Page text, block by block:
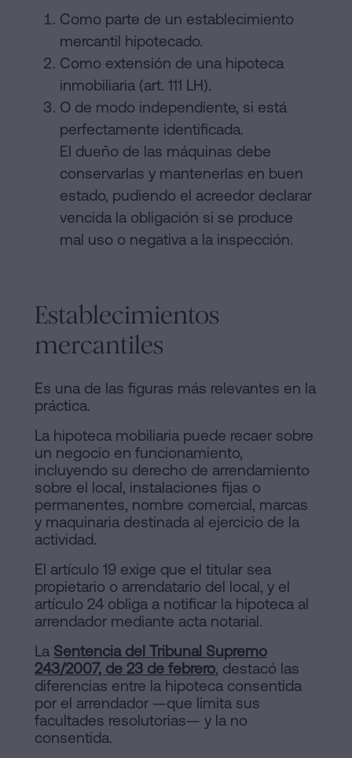
Como parte de un establecimiento
mercantil hipotecado.
Como extensión de una hipoteca
inmobiliaria (art. 111 LH).
O de modo independiente, si está
perfectamente identificada.
El dueño de las máquinas debe
conservarlas y mantenerlas en buen
estado, pudiendo el acreedor declarar
vencida la obligación si se produce
mal uso o negativa a la inspección.
Establecimientos
mercantiles
Es una de las figuras más relevantes en la
práctica.
La hipoteca mobiliaria puede recaer sobre
un negocio en funcionamiento,
incluyendo su derecho de arrendamiento
sobre el local, instalaciones fijas o
permanentes, nombre comercial, marcas
y maquinaria destinada al ejercicio de la
actividad.
El artículo 19 exige que el titular sea
propietario o arrendatario del local, y el
artículo 24 obliga a notificar la hipoteca al
arrendador mediante acta notarial.
La Sentencia del Tribunal Supremo
243/2007, de 23 de febrero, destacó las
diferencias entre la hipoteca consentida
por el arrendador —que limita sus
facultades resolutorias— y la no
consentida.